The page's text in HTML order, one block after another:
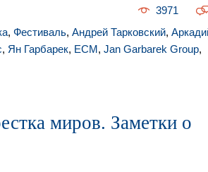
3971
, Фестиваль, Андрей Тарковский,
, Ян Гарбарек, ECM, Jan Garbarek Group,
миров. Заметки о